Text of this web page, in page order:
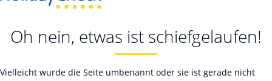
Oh nein, etwas ist schiefgelaufen!
Vielleicht wurde die Seite umbenannt oder sie ist gerade nicht